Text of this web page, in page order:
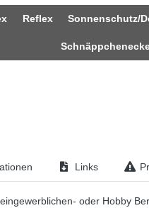
Reflex Sonnenschutz/
Links
oder Hobby